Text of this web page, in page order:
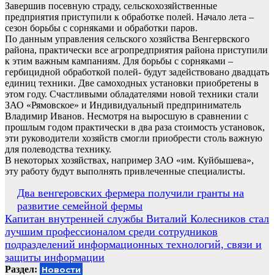
Завершив посевную страду, сельскохозяйственные
предприятия приступили к обработке полей. Начало лета –
сезон борьбы с сорняками и обработки паров.
По данным управления сельского хозяйства Венгервского
района, практически все агропредприятия района приступили
к этим важным кампаниям. Для борьбы с сорняками –
гербицидной обработкой полей- будут задействовано двадцать
единиц техники. Две самоходных установки приобретены в
этом году. Счастливыми обладателями новой техники стали
ЗАО «Рямовское» и Индивидуальный предприниматель
Владимир Иванов. Несмотря на выросшую в сравнении с
прошлым годом практически в два раза стоимость установок,
эти руководители хозяйств смогли приобрести столь важную
для полеводства технику.
В некоторых хозяйствах, например ЗАО «им. Куйбышева»,
эту работу будут выполнять привлеченные специалисты.
Навигация
по
записям
Два венгеровских фермера получили гранты на
развитие семейной фермы
Капитан внутренней службы Виталий Колесников стал
лучшим профессионалом среди сотрудников
подразделений информационных технологий, связи и
защиты информации
Раздел: Новости